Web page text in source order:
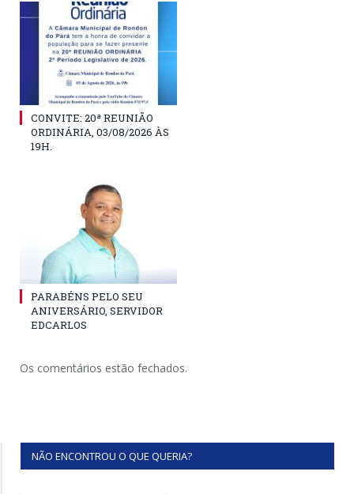
CONVITE: 20ª REUNIÃO
ORDINÁRIA, 03/08/2026 ÀS
19H.
PARABÉNS PELO SEU
ANIVERSÁRIO, SERVIDOR
EDCARLOS
Os comentários estão fechados.
NÃO ENCONTROU O QUE QUERIA?